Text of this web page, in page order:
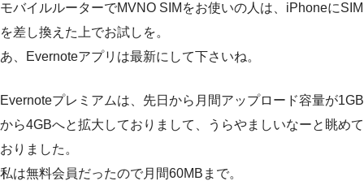
モバイルルーターでMVNO SIMをお使いの人は、iPhoneにSIM
を差し換えた上でお試しを。
あ、Evernoteアプリは最新にして下さいね。
Evernoteプレミアムは、先日から月間アップロード容量が1GB
から4GBへと拡大しておりまして、うらやましいなーと眺めて
おりました。
私は無料会員だったので月間60MBまで。